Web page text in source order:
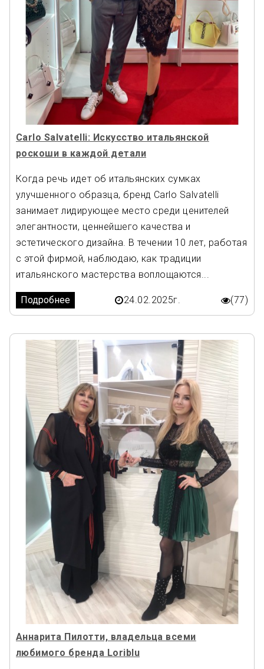
Carlo Salvatelli: Искусство итальянской
роскоши в каждой детали
Когда речь идет об итальянских сумках
улучшенного образца, бренд Carlo Salvatelli
занимает лидирующее место среди ценителей
элегантности, ценнейшего качества и
эстетического дизайна. В течении 10 лет, работая
с этой фирмой, наблюдаю, как традиции
итальянского мастерства воплощаются...
Подробнее 24.02.2025г. (77)
Аннарита Пилотти, владельца всеми
любимого бренда Loriblu